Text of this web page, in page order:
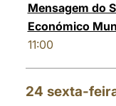
Mensagem do
Económico
11:00
24 sexta-